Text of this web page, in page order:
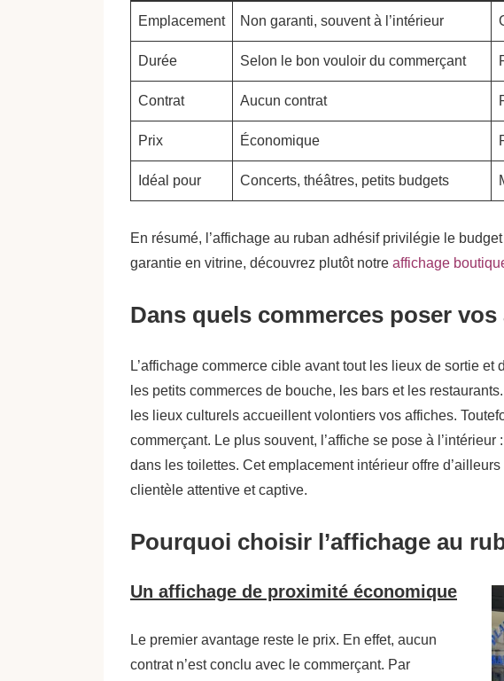
Emplacement Non garanti, souvent à l’intérieur
Durée Selon le bon vouloir du commerçant
Contrat Aucun contrat
Prix Économique
Idéal pour Concerts, théâtres, petits budgets
En résumé, l’affichage au ruban adhésif privilégie le
garantie en vitrine, découvrez plutôt notre affichage
Dans quels commerces poser
L’affichage commerce cible avant tout les lieux de sortie
les petits commerces de bouche, les bars et les
les lieux culturels accueillent volontiers vos affiches.
commerçant. Le plus souvent, l’affiche se pose à
dans les toilettes. Cet emplacement intérieur offre
clientèle attentive et captive.
Pourquoi choisir l’affichage au
Un affichage de proximité économique
Le premier avantage reste le prix. En effet, aucun
contrat n’est conclu avec le commerçant. Par